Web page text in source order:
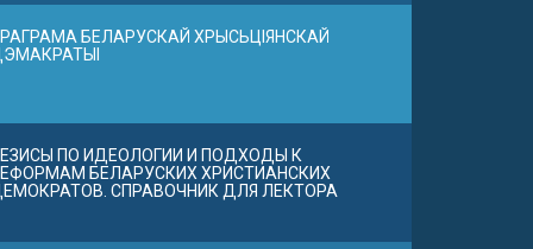
БЕЛАРУСКАЙ ХРЫСЬЦІЯНСКАЙ
ПО ИДЕОЛОГИИ И ПОДХОДЫ К
БЕЛАРУСКИХ ХРИСТИАНСКИХ
СПРАВОЧНИК ДЛЯ ЛЕКТОРА